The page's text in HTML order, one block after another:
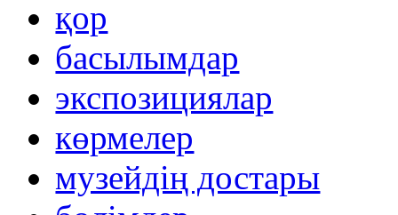
қор
басылымдар
экспозициялар
көрмелер
музейдің достары